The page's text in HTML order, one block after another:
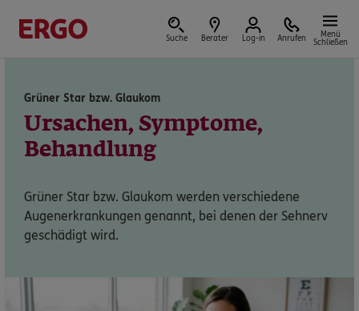
Suche Berater Log-in Anrufen
Menü
Schließen
Versicherungen & Finanzen
Reform der privaten Altersvorsorge
Jetzt Förderung selbst berechnen.
Jetzt informieren
Grüner Star bzw. Glaukom
Ursachen, Symptome,
Behandlung
Grüner Star bzw. Glaukom werden verschiedene
Augenerkrankungen genannt, bei denen der Sehnerv
geschädigt wird.